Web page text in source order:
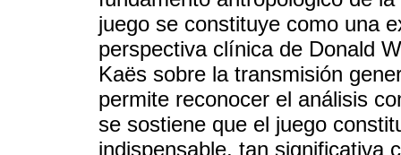
juego se constituye como una
perspectiva clínica de Donald
Kaës sobre la transmisión
permite reconocer el análisis
se sostiene que el juego
indispensable, tan significativa